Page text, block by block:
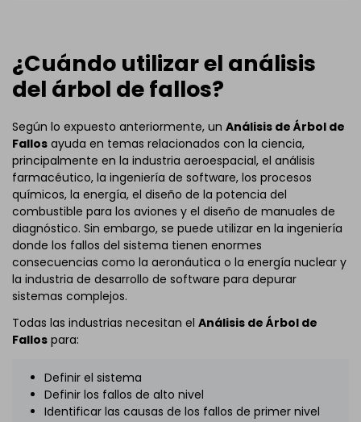
¿Cuándo utilizar el análisis
del árbol de fallos?
Según lo expuesto anteriormente, un Análisis de Árbol de
Fallos ayuda en temas relacionados con la ciencia,
principalmente en la industria aeroespacial, el análisis
farmacéutico, la ingeniería de software, los procesos
químicos, la energía, el diseño de la potencia del
combustible para los aviones y el diseño de manuales de
diagnóstico. Sin embargo, se puede utilizar en la ingeniería
donde los fallos del sistema tienen enormes
consecuencias como la aeronáutica o la energía nuclear y
la industria de desarrollo de software para depurar
sistemas complejos.
Todas las industrias necesitan el Análisis de Árbol de
Fallos para:
Definir el sistema
Definir los fallos de alto nivel
Identificar las causas de los fallos de primer nivel